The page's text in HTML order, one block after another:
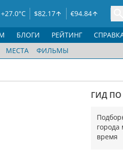
+27.0°C $82.17 €94.84
МЕСТА ФИЛЬМЫ
БЛОГИ РЕЙТИНГ
ГИД ПО
города
время